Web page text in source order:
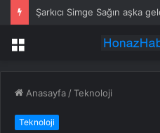
Menü
Anasayfa /Teknoloji
Teknoloji